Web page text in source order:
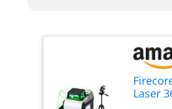
plage de
pouvez
mode
utiliser la
sous
angle, et
Laser